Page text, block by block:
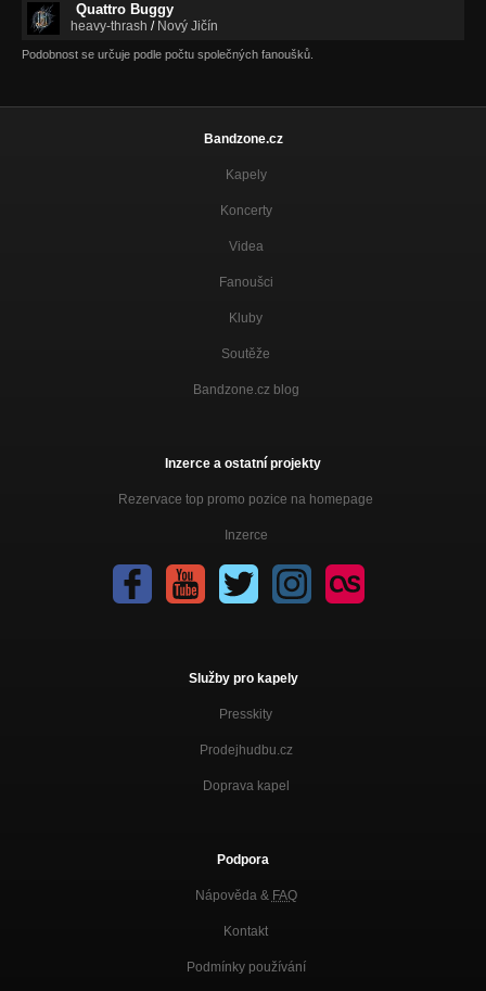
Quattro Buggy
heavy-thrash / Nový Jičín
Podobnost se určuje podle počtu společných fanoušků.
Bandzone.cz
Kapely
Koncerty
Videa
Fanoušci
Kluby
Soutěže
Bandzone.cz blog
Inzerce a ostatní projekty
Rezervace top promo pozice na homepage
Inzerce
Služby pro kapely
Presskity
Prodejhudbu.cz
Doprava kapel
Podpora
Nápověda & FAQ
Kontakt
Podmínky používání